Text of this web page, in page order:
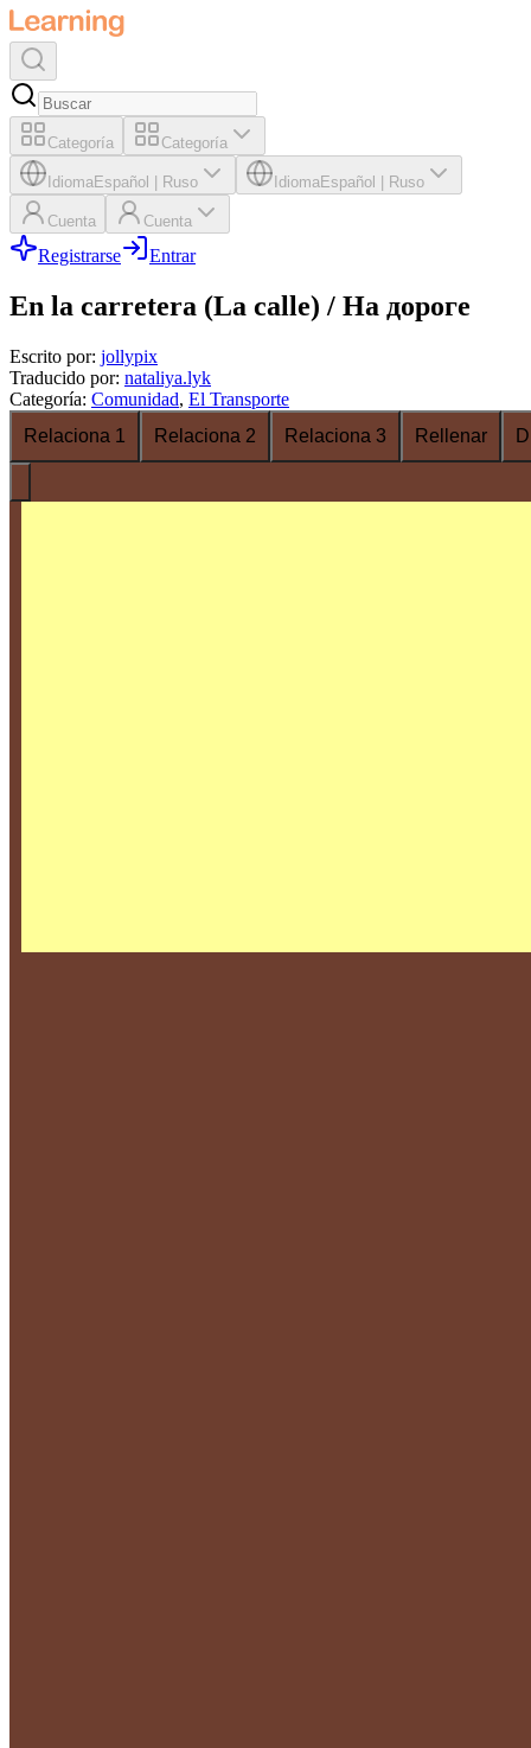
Categoría Categoría
IdiomaEspañol Ruso IdiomaEspañol Ruso
Cuenta Cuenta
Registrarse Entrar
En la carretera (La calle) / На дороге
Escrito por: jollypix
Traducido por: nataliya.lyk
Categoría: Comunidad, El Transporte
Relaciona 1
Relaciona 2 Relaciona 3 Rellenar